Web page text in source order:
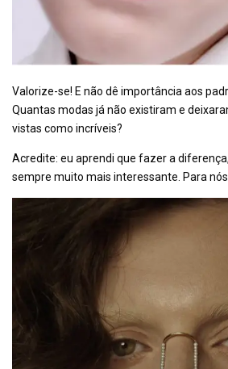
Valorize-se! E não dê importância aos
Quantas modas já não existiram e
vistas como incríveis?
Acredite: eu aprendi que fazer a
sempre muito mais interessante. Para nós